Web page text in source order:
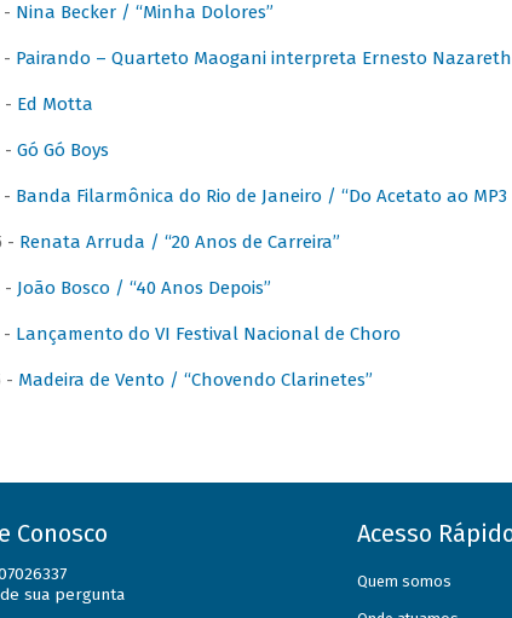
- Nina Becker / “Minha Dolores”
- Pairando – Quarteto Maogani interpreta Ernesto Nazareth
- Ed Motta
- Gó Gó Boys
- Banda Filarmônica do Rio de Janeiro / “Do Acetato ao
- Renata Arruda / “20 Anos de Carreira”
- João Bosco / “40 Anos Depois”
- Lançamento do VI Festival Nacional de Choro
- Madeira de Vento / “Chovendo Clarinetes”
Conosco
sua pergunta
Acesso
Quem somos